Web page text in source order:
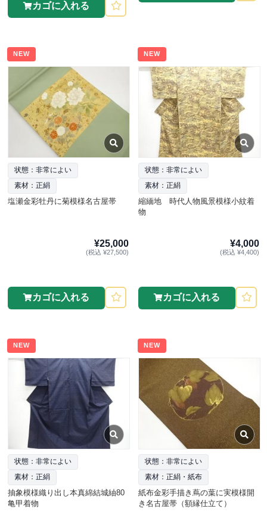
カゴに入れる
NEW
状態：非常によい
素材：正絹
塩瀬金彩牡丹に菊模様名古屋帯
¥25,000
(税込 ¥27,500)
カゴに入れる
NEW
状態：非常によい
素材：正絹
縮緬地 時代人物風景模様小紋着
物
¥4,000
(税込 ¥4,400)
カゴに入れる
NEW
状態：非常によい
素材：正絹
抽象模様織り出し本真綿結城紬80
亀甲着物
NEW
状態：非常によい
素材：正絹・紙布
紙布金彩手描き蔦の葉に実模様開
き名古屋帯（額縁仕立て）